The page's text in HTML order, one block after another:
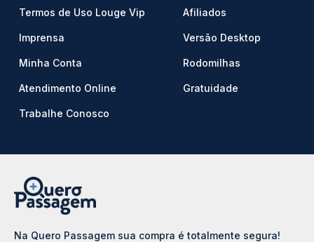
Termos de Uso Louge Vip
Imprensa
Minha Conta
Atendimento Online
Trabalhe Conosco
Afiliados
Versão Desktop
Rodomilhas
Gratuidade
Na Quero Passagem sua compra é totalmente segura!